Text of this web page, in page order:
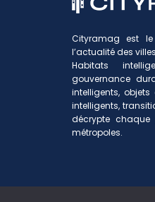
Cityramag est
l’actualité des
Habitats
gouvernance
intelligents,
intelligents,
décrypte chaque
métropoles.